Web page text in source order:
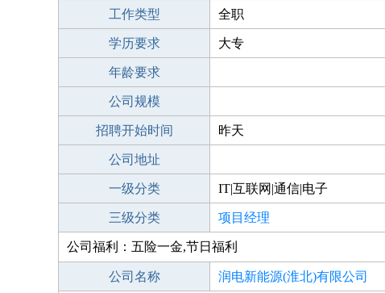
工作类型 全职
学历要求 大专
年龄要求
公司规模
招聘开始时间 昨天
公司地址
一级分类 IT|互联网|通信|电子
三级分类 项目经理
公司福利：五险一金,节日福利
公司名称 润电新能源(淮北)有限公司